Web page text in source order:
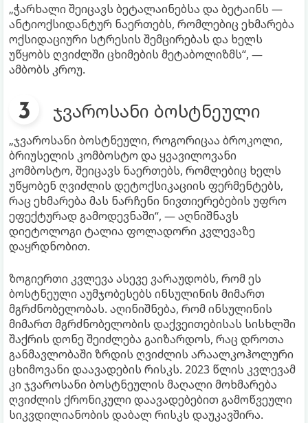
„ჭარხალი შეიცავს ბეტალაინებსა და ბეტაინს —
ანტიოქსიდანტურ ნაერთებს, რომლებიც ეხმარება
ოქსიდაციური სტრესის შემცირებას და ხელს
უწყობს ღვიძლში ცხიმების მეტაბოლიზმს“, —
ამბობს კროუ.
ჯვაროსანი ბოსტნეული
„ჯვაროსანი ბოსტნეული, როგორიცაა ბროკოლი,
ბრიუსელის კომბოსტო და ყვავილოვანი
კომბოსტო, შეიცავს ნაერთებს, რომლებიც ხელს
უწყობენ ღვიძლის დეტოქსიკაციის ფერმენტებს,
რაც ეხმარება მას ნარჩენი ნივთიერებების უფრო
ეფექტურად გამოდევნაში“, — აღნიშნავს
დიეტოლოგი ტალია ფოლადორი კვლევაზე
დაყრდნობით.
ზოგიერთი კვლევა ასევე ვარაუდობს, რომ ეს
ბოსტნეული აუმჯობესებს ინსულინის მიმართ
მგრძნობელობას. აღინიშნება, რომ ინსულინის
მიმართ მგრძნობელობის დაქვეითებისას სისხლში
შაქრის დონე შეიძლება გაიზარდოს, რაც დროთა
განმავლობაში ზრდის ღვიძლის არაალკოჰოლური
ცხიმოვანი დაავადების რისკს. 2023 წლის კვლევამ
კი ჯვაროსანი ბოსტნეულის მაღალი მოხმარება
ღვიძლის ქრონიკული დაავადებებით გამოწვეული
სიკვდილიანობის დაბალ რისკს დაუკავშირა.